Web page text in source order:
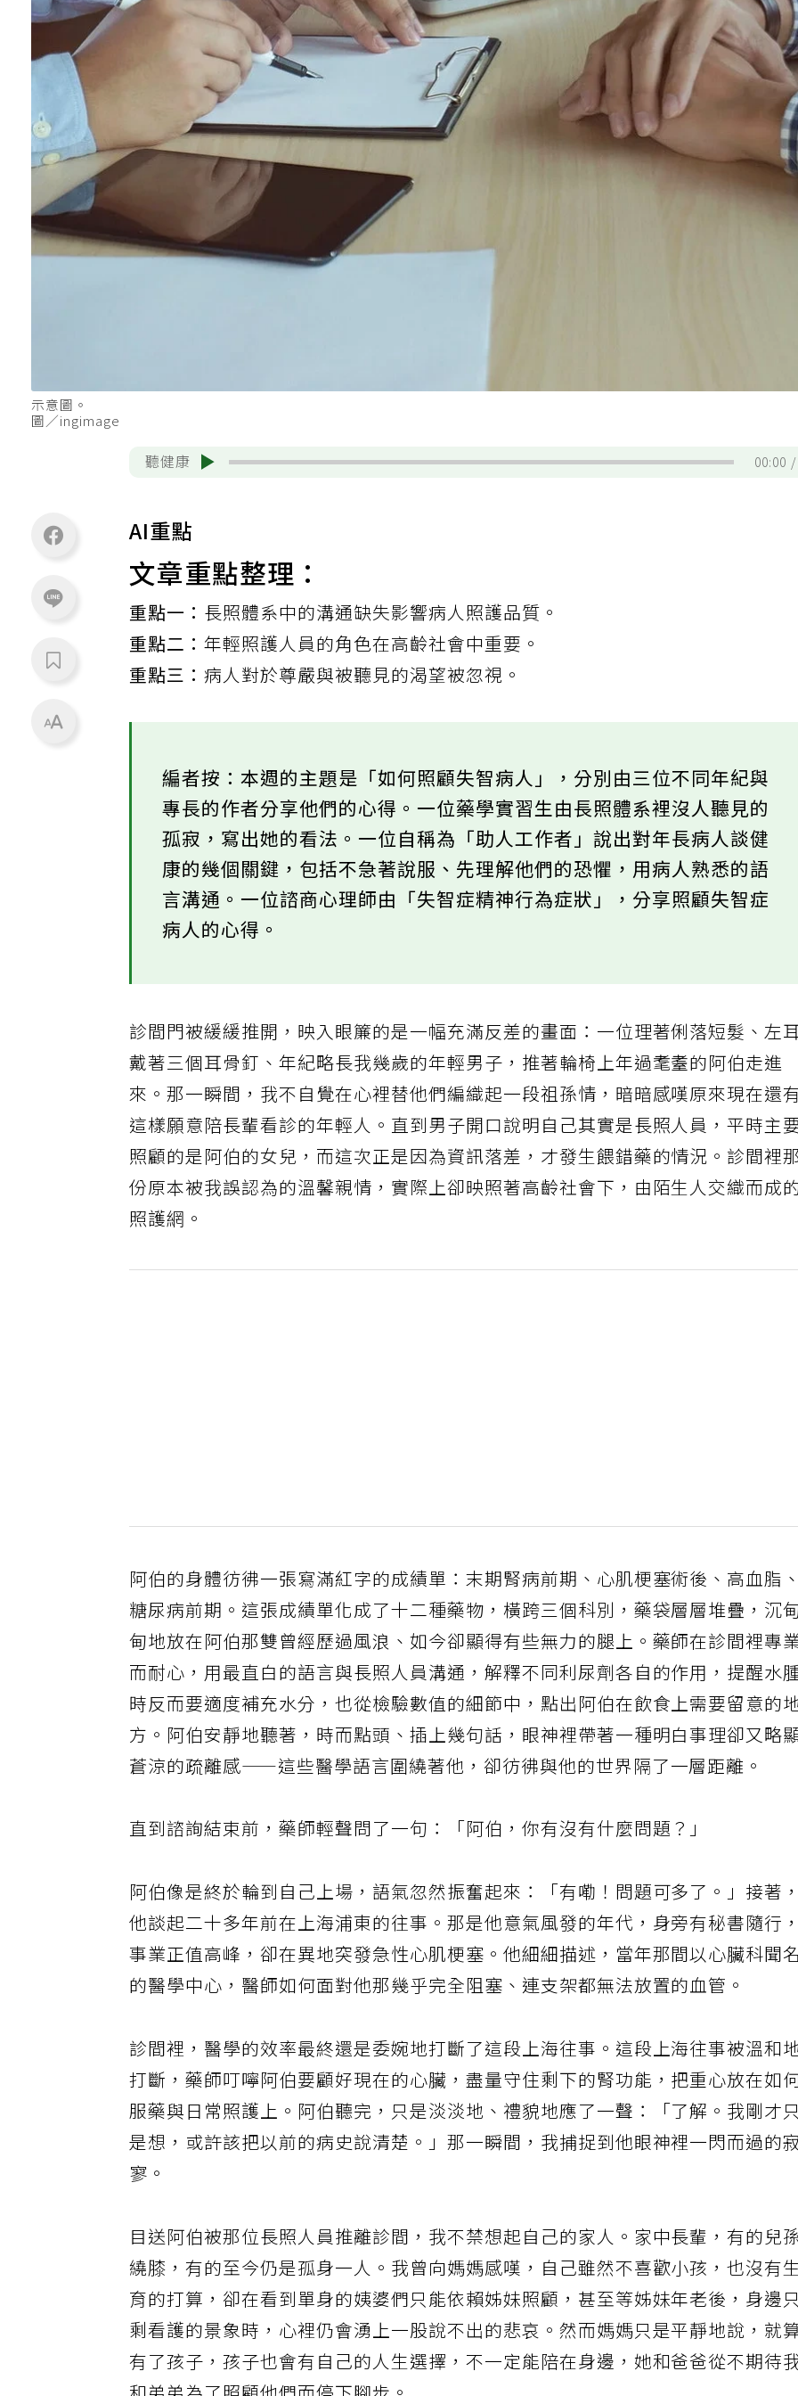
示意圖。
圖／ingimage
聽健康 00:00
AI重點
文章重點整理：
重點一： 長照體系中的溝通缺失影響病人照護品質。
重點二：年輕照護人員的角色在高齡社會中重要。
重點三：病人對於尊嚴與被聽見的渴望被忽視。
編者按：本週的主題是「如何照顧失智病人」，分別由三位不同年紀與
專長的作者分享他們的心得。一位藥學實習生由長照體系裡沒人聽見的
孤寂，寫出她的看法。一位自稱為「助人工作者」說出對年長病人談健
康的幾個關鍵，包括不急著說服、先理解他們的恐懼，用病人熟悉的語
言溝通。一位諮商心理師由「失智症精神行為症狀」，分享照顧失智症
病人的心得。
診間門被緩緩推開，映入眼簾的是一幅充滿反差的畫面：一位理著俐落短髮、左
戴著三個耳骨釘、年紀略長我幾歲的年輕男子，推著輪椅上年過耄耋的阿伯走進
來。那一瞬間，我不自覺在心裡替他們編織起一段祖孫情，暗暗感嘆原來現在還有
這樣願意陪長輩看診的年輕人。直到男子開口說明自己其實是長照人員，平時主
照顧的是阿伯的女兒，而這次正是因為資訊落差，才發生餵錯藥的情況。診間裡那
份原本被我誤認為的溫馨親情，實際上卻映照著高齡社會下，由陌生人交織而成
照護網。
阿伯的身體彷彿一張寫滿紅字的成績單：末期腎病前期、心肌梗塞術後、高血脂、
糖尿病前期。這張成績單化成了十二種藥物，橫跨三個科別，藥袋層層堆疊，沉甸
甸地放在阿伯那雙曾經歷過風浪、如今卻顯得有些無力的腿上。藥師在診間裡專
而耐心，用最直白的語言與長照人員溝通，解釋不同利尿劑各自的作用，提醒水
時反而要適度補充水分，也從檢驗數值的細節中，點出阿伯在飲食上需要留意的
方。阿伯安靜地聽著，時而點頭、插上幾句話，眼神裡帶著一種明白事理卻又略
蒼涼的疏離感——這些醫學語言圍繞著他，卻彷彿與他的世界隔了一層距離。
直到諮詢結束前，藥師輕聲問了一句：「阿伯，你有沒有什麼問題？」
阿伯像是終於輪到自己上場，語氣忽然振奮起來：「有嘞！問題可多了。」接著，
他談起二十多年前在上海浦東的往事。那是他意氣風發的年代，身旁有秘書隨行，
事業正值高峰，卻在異地突發急性心肌梗塞。他細細描述，當年那間以心臟科聞名
的醫學中心，醫師如何面對他那幾乎完全阻塞、連支架都無法放置的血管。
診間裡，醫學的效率最終還是委婉地打斷了這段上海往事。這段上海往事被溫和
打斷，藥師叮嚀阿伯要顧好現在的心臟，盡量守住剩下的腎功能，把重心放在如何
服藥與日常照護上。阿伯聽完，只是淡淡地、禮貌地應了一聲：「了解。我剛才只
是想，或許該把以前的病史說清楚。」那一瞬間，我捕捉到他眼神裡一閃而過的
寥。
目送阿伯被那位長照人員推離診間，我不禁想起自己的家人。家中長輩，有的兒
繞膝，有的至今仍是孤身一人。我曾向媽媽感嘆，自己雖然不喜歡小孩，也沒有
育的打算，卻在看到單身的姨婆們只能依賴姊妹照顧，甚至等姊妹年老後，身邊只
剩看護的景象時，心裡仍會湧上一股說不出的悲哀。然而媽媽只是平靜地說，就算
有了孩子，孩子也會有自己的人生選擇，不一定能陪在身邊，她和爸爸從不期待